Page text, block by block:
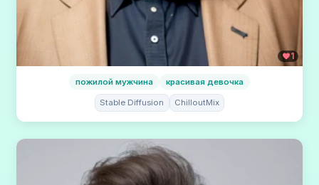
1
пожилой мужчина красивая девочка
Stable Diffusion ChilloutMix